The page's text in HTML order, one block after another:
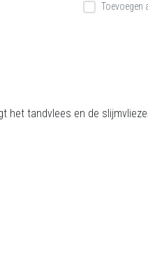
Toevoegen
het tandvlees en de